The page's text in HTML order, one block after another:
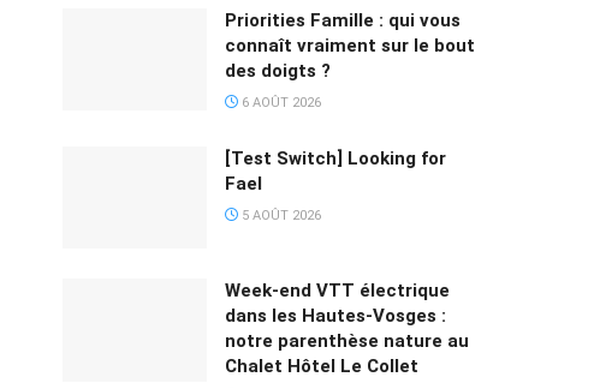
Priorities Famille : qui vous
connaît vraiment sur le bout
des doigts ?
6 AOÛT 2026
[Test Switch] Looking for
Fael
5 AOÛT 2026
Week-end VTT électrique
dans les Hautes-Vosges :
notre parenthèse nature au
Chalet Hôtel Le Collet